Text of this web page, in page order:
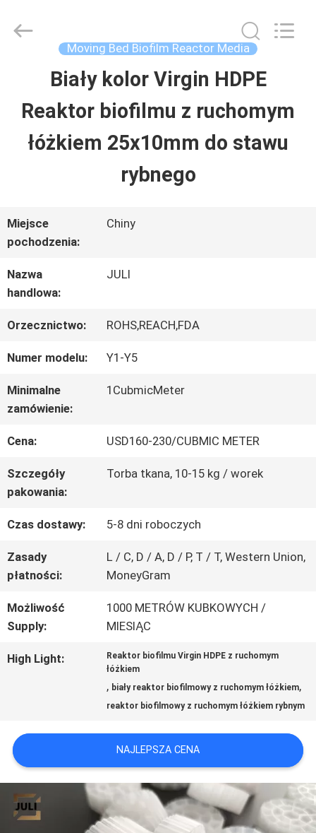
DOMU
O
NAS
WYCIECZKA
PO
FABRYCE
KONTROLA
JAKOŚCI
SKONTAKTUJ
SIĘ
Z
NAMI
POPROŚ
SITEMAP
POLITYKA
Plastic
CO.,LTD.
Moving Bed Biofilm Reactor Media
Biały kolor Virgin HDPE
Reaktor biofilmu z ruchomym
łóżkiem 25x10mm do stawu
rybnego
Miejsce
pochodzenia:
Chiny
Nazwa
handlowa:
JULI
Orzecznictwo: ROHS,REACH,FDA
Numer modelu: Y1-Y5
Minimalne
zamówienie:
1CubmicMeter
Cena: USD160-230/CUBMIC METER
Szczegóły
pakowania:
Torba tkana, 10-15 kg / worek
Czas dostawy: 5-8 dni roboczych
Zasady
płatności:
L / C, D / A, D / P, T / T, Western Union,
MoneyGram
Możliwość
Supply:
1000 METRÓW KUBKOWYCH /
MIESIĄC
High Light:
Reaktor biofilmu Virgin HDPE z ruchomym
łóżkiem
, biały reaktor biofilmowy z ruchomym łóżkiem,
reaktor biofilmowy z ruchomym łóżkiem rybnym
NAJLEPSZA CENA